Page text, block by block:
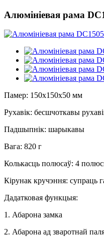
Алюмініевая рама
Памер: 150x150x50 мм
Рухавік: бесшчоткавы
Падшыпнік: шарыкавы
Вага: 820 г
Колькасць полюсаў: 4
Кірунак кручэння: супраць
Дадатковая функцыя:
1. Абарона замка
2. Абарона ад зваротнай